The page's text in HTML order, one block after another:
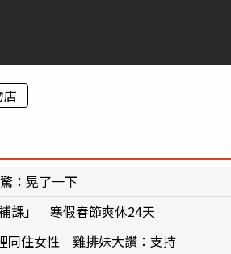
店
：晃了一下
課」 寒假春節爽休24天
同住女性 雞排妹大讚：支持